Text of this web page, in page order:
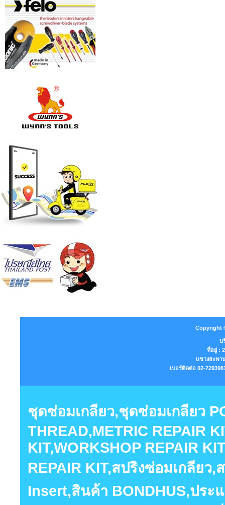
Copyright
บ
ที่อยู่ :
แขวงสะพา
เบอร์ติดต่อ 02-
ชุดซ่อมเกลียว,ชุดซ่อมเกลียว
THREAD,METRIC REPAIR
KIT,WORKSHOP REPAIR
REPAIR KIT,สปริงซ่อมเกลียว
Insert,สินค้า BONDHUS,ประ